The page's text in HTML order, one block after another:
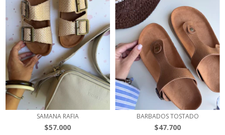
SAMANA RAFIA
$57.000
BARBADOS TOSTADO
$47.700